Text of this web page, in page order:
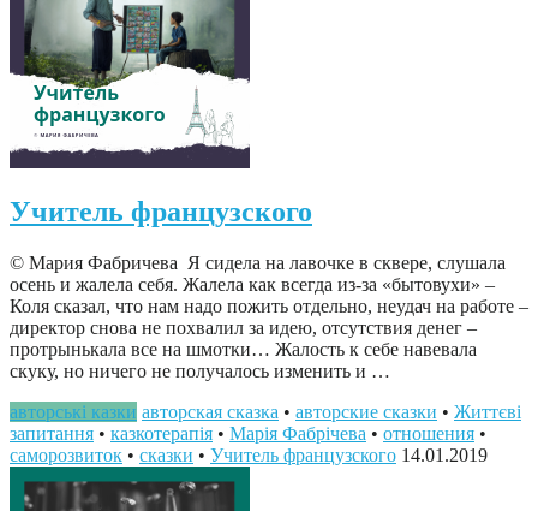
Учитель французского
© Мария Фабричева Я сидела на лавочке в сквере, слушала
осень и жалела себя. Жалела как всегда из-за «бытовухи» –
Коля сказал, что нам надо пожить отдельно, неудач на работе –
директор снова не похвалил за идею, отсутствия денег –
протрынькала все на шмотки… Жалость к себе навевала
скуку, но ничего не получалось изменить и …
авторські казки авторская сказка • авторские сказки • Життєві
запитання • казкотерапія • Марія Фабрічева • отношения •
саморозвиток • сказки • Учитель французского 14.01.2019